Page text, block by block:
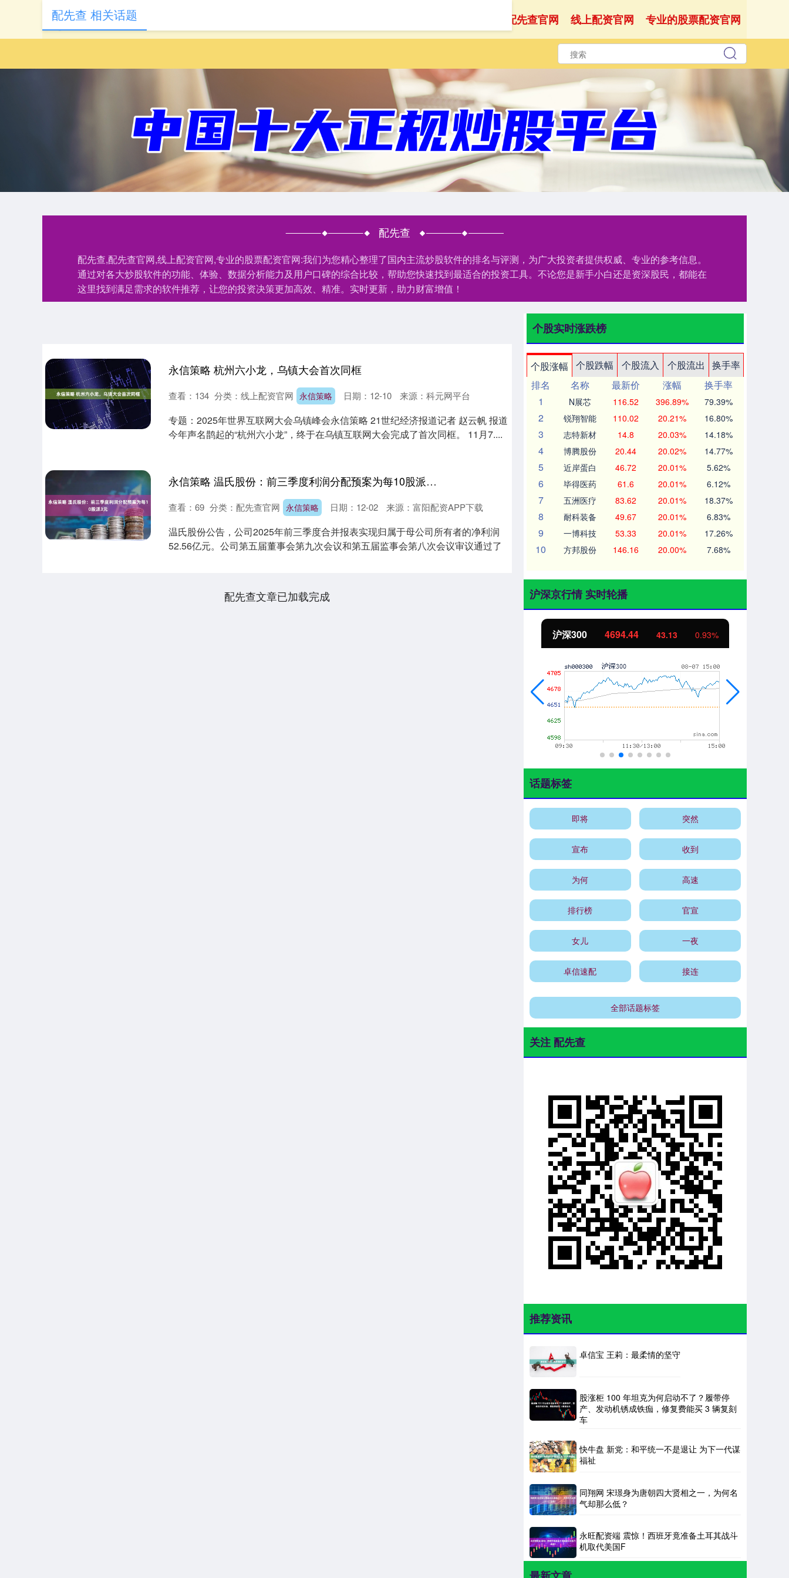
配先查官网 线上配资官网 专业的股票配资官网
配先查
配先查,配先查官网,线上配资官网,专业的股票配资官网:我们为您精心整理了国内主流炒股软件的排名与评测，为广大投资者提供权威、专业的参考信息。
通过对各大炒股软件的功能、体验、数据分析能力及用户口碑的综合比较，帮助您快速找到最适合的投资工具。不论您是新手小白还是资深股民，都能在
这里找到满足需求的软件推荐，让您的投资决策更加高效、精准。实时更新，助力财富增值！
配先查 相关话题
永信策略 杭州六小龙，乌镇大会首次同框
永信策略 日期：12-10 来源：科元网平台
查看： 134 分类： 线上配资官网
专题：2025年世界互联网大会乌镇峰会永信策略 21世纪经济报道记者 赵云帆 报道
今年声名鹊起的“杭州六小龙”，终于在乌镇互联网大会完成了首次同框。 11月7....
永信策略 温氏股份：前三季度利润分配预案为每10股派3元
永信策略 日期：12-02 来源：富阳配资APP下载
查看： 69 分类： 配先查官网
温氏股份公告，公司2025年前三季度合并报表实现归属于母公司所有者的净利润
52.56亿元。公司第五届董事会第九次会议和第五届监事会第八次会议审议通过了
配先查文章已加载完成
个股实时涨跌榜
个股涨幅 个股跌幅 个股流入 个股流出
换手率
排名
名称 最新价 涨幅
换手率
1
N展芯 116.52 396.89% 79.39%
2 锐翔智能 110.02 20.21% 16.80%
3 志特新材 14.8 20.03% 14.18%
4 博腾股份 20.44 20.02% 14.77%
5 近岸蛋白 46.72 20.01% 5.62%
6 毕得医药 61.6 20.01% 6.12%
7 五洲医疗 83.62 20.01% 18.37%
8 耐科装备 49.67 20.01% 6.83%
9 一博科技 53.33 20.01% 17.26%
10 方邦股份 146.16 20.00% 7.68%
沪深京行情 实时轮播
沪深300 4694.44 43.13 0.93%
话题标签
即将 突然
宣布 收到
为何 高速
排行榜 官宣
女儿 一夜
卓信速配 接连
全部话题标签
关注 配先查
推荐资讯
卓信宝 王莉：最柔情的坚守
股涨柜 100 年坦克为何启动不了？履带停
产、发动机锈成铁痂，修复费能买 3 辆复刻
车
快牛盘 新党：和平统一不是退让 为下一代谋
福祉
同翔网 宋璟身为唐朝四大贤相之一，为何名
气却那么低？
永旺配资端 震惊！西班牙竟准备土耳其战斗
机取代美国F